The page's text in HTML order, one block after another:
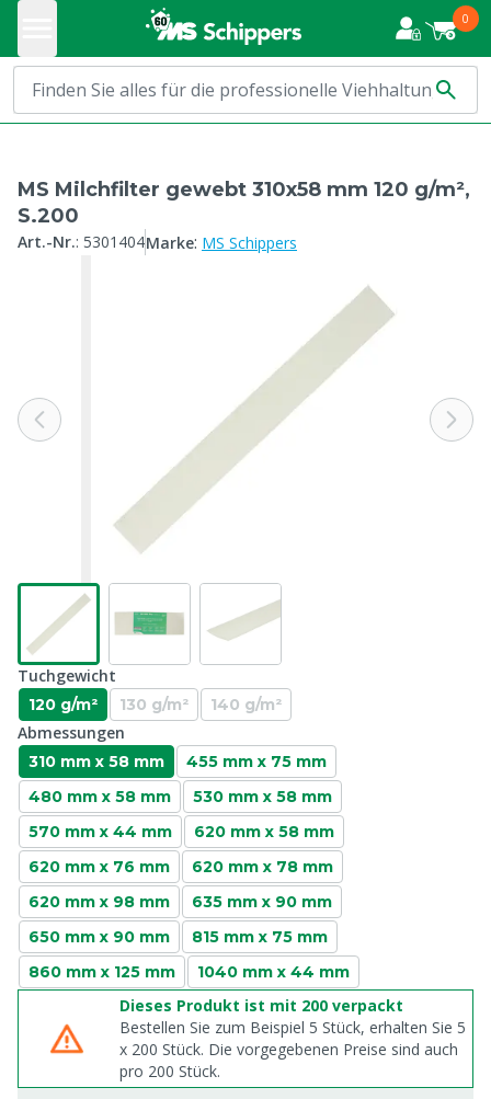
0
MS Milchfilter gewebt 310x58 mm 120 g/m²,
S.200
Art.-Nr.: 5301404Marke: MS Schippers
Tuchgewicht
120 g/m² 130 g/m² 140 g/m²
Abmessungen
310 mm x 58 mm
455 mm x 75 mm
480 mm x 58 mm
530 mm x 58 mm
570 mm x 44 mm
620 mm x 58 mm
620 mm x 76 mm
620 mm x 78 mm
620 mm x 98 mm
635 mm x 90 mm
650 mm x 90 mm
815 mm x 75 mm
860 mm x 125 mm
1040 mm x 44 mm
Dieses Produkt ist mit 200 verpackt
Bestellen Sie zum Beispiel 5 Stück, erhalten Sie 5
x 200 Stück. Die vorgegebenen Preise sind auch
pro 200 Stück.